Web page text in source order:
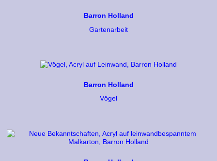
Barron Holland
Gartenarbeit
Barron Holland
Vögel